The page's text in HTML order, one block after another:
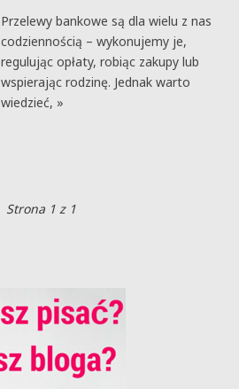
Przelewy bankowe są dla wielu z nas
codziennością – wykonujemy je,
regulując opłaty, robiąc zakupy lub
wspierając rodzinę. Jednak warto
wiedzieć, »
Strona 1 z 1